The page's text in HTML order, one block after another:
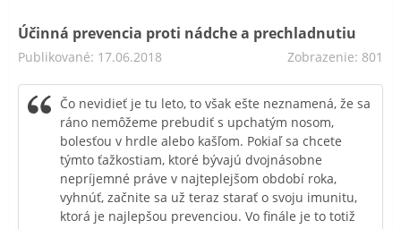
Účinná prevencia proti nádche a prechladnutiu
Publikované: 17.06.2018 Zobrazenie: 801
Čo nevidieť je tu leto, to však ešte neznamená, že sa
ráno nemôžeme prebudiť s upchatým nosom,
bolesťou v hrdle alebo kašľom. Pokiaľ sa chcete
týmto ťažkostiam, ktoré bývajú dvojnásobne
nepríjemné práve v najteplejšom období roka,
vyhnúť, začnite sa už teraz starať o svoju imunitu,
ktorá je najlepšou prevenciou. Vo finále je to totiž